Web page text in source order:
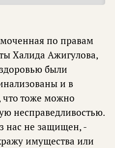
по правам
Халида Ажигулова,
были
и в
что тоже можно
несправедливостью.
нас не защищен, -
имущества или